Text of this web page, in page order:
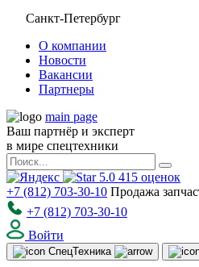
Санкт-Петербург
О компании
Новости
Вакансии
Партнеры
main page
Ваш партнёр и эксперт
в мире спецтехники
5.0 415 оценок
+7 (812) 703-30-10 Продажа
+7 (812) 703-30-10
Войти
СпецТехника